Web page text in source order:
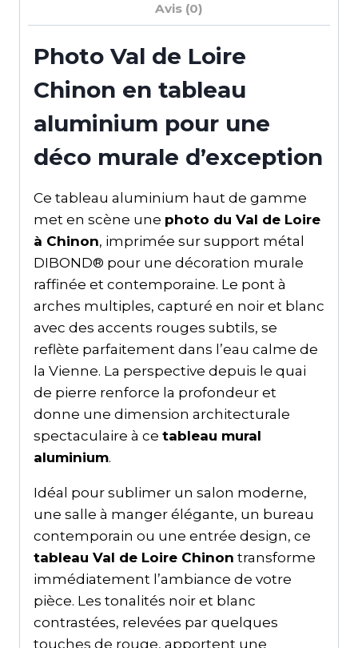
Avis (0)
Photo Val de Loire
Chinon en tableau
aluminium pour une
déco murale d’exception
Ce tableau aluminium haut de gamme
met en scène une photo du Val de Loire
à Chinon, imprimée sur support métal
DIBOND® pour une décoration murale
raffinée et contemporaine. Le pont à
arches multiples, capturé en noir et blanc
avec des accents rouges subtils, se
reflète parfaitement dans l’eau calme de
la Vienne. La perspective depuis le quai
de pierre renforce la profondeur et
donne une dimension architecturale
spectaculaire à ce tableau mural
aluminium.
Idéal pour sublimer un salon moderne,
une salle à manger élégante, un bureau
contemporain ou une entrée design, ce
tableau Val de Loire Chinon transforme
immédiatement l’ambiance de votre
pièce. Les tonalités noir et blanc
contrastées, relevées par quelques
touches de rouge, apportent une